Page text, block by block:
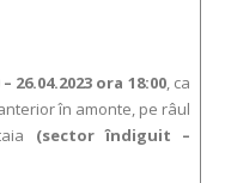
ora 18:00, ca
în amonte, pe râul
(sector îndiguit –